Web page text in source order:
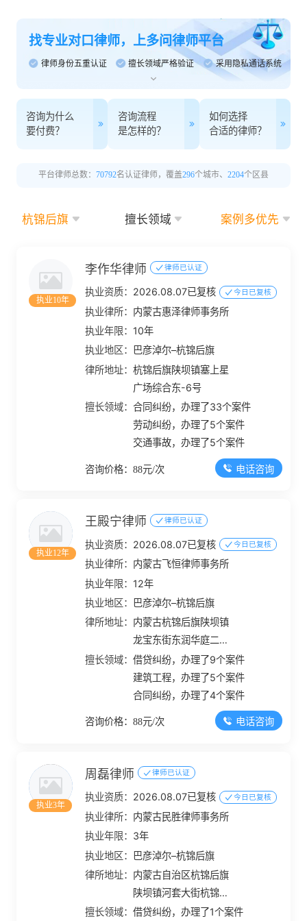
找专业对口律师，上多问律师平台
律师身份五重认证 擅长领域严格验证 采用隐私通话系统
咨询为什么
要付费？
咨询流程
是怎样的？
如何选择
合适的律师？
平台律师总数： 70792名认证律师，覆盖296个城市、 2204个区县
杭锦后旗 擅长领域 案例多优先
执业10年
李作华律师 律师已认证
执业资质： 2026.08.07已复核 今日已复核
执业律所： 内蒙古惠泽律师事务所
执业年限： 10年
执业地区：
巴彦淖尔–杭锦后旗
律所地址：杭锦后旗陕坝镇塞上星
广场综合东-6号
擅长领域：合同纠纷，办理了33个案件
劳动纠纷，办理了5个案件
交通事故，办理了5个案件
咨询价格：88元/次 电话咨询
执业12年
王殿宁律师 律师已认证
执业资质： 2026.08.07已复核 今日已复核
执业律所： 内蒙古飞恒律师事务所
执业年限： 12年
执业地区：
巴彦淖尔–杭锦后旗
律所地址： 内蒙古杭锦后旗陕坝镇
龙宝东街东润华庭二期
22号楼10号商铺
擅长领域：借贷纠纷，办理了9个案件
建筑工程，办理了5个案件
合同纠纷，办理了4个案件
咨询价格：88元/次 电话咨询
执业3年
周磊律师 律师已认证
执业资质： 2026.08.07已复核 今日已复核
执业律所： 内蒙古民胜律师事务所
执业年限： 3年
执业地区：
巴彦淖尔–杭锦后旗
律所地址： 内蒙古自治区杭锦后旗
陕坝镇河套大街杭锦后
旗司法局二楼
擅长领域：借贷纠纷，办理了1个案件